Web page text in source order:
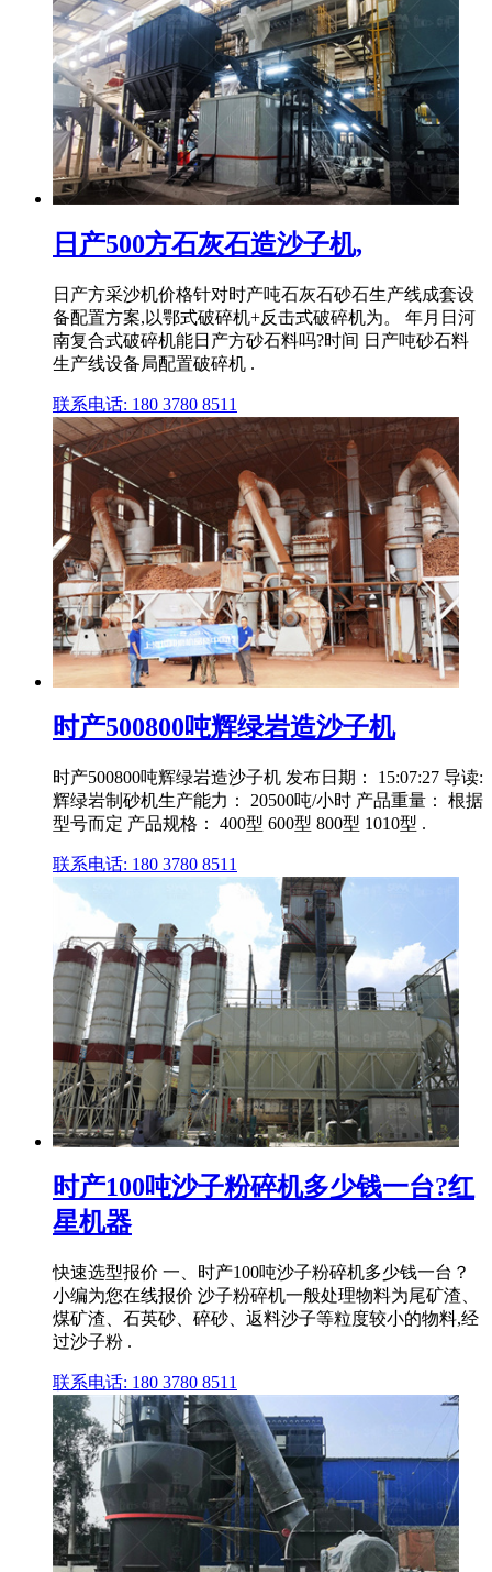
日产500方石灰石造沙子机,
日产方采沙机价格针对时产吨石灰石砂石生产线成套设
备配置方案,以鄂式破碎机+反击式破碎机为。 年月日河
南复合式破碎机能日产方砂石料吗?时间 日产吨砂石料
生产线设备局配置破碎机 .
联系电话: 180 3780 8511
时产500800吨辉绿岩造沙子机
时产500800吨辉绿岩造沙子机 发布日期： 15:07:27 导读:
辉绿岩制砂机生产能力： 20500吨/小时 产品重量： 根据
型号而定 产品规格： 400型 600型 800型 1010型 .
联系电话: 180 3780 8511
时产100吨沙子粉碎机多少钱一台?红
星机器
快速选型报价 一、时产100吨沙子粉碎机多少钱一台？
小编为您在线报价 沙子粉碎机一般处理物料为尾矿渣、
煤矿渣、石英砂、碎砂、返料沙子等粒度较小的物料,经
过沙子粉 .
联系电话: 180 3780 8511